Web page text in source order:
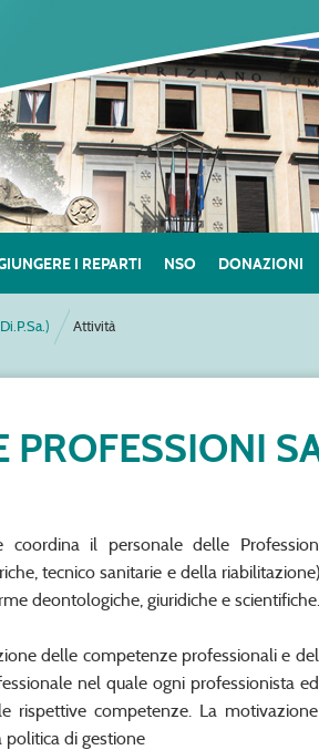
I REPARTI NSO DONAZIONI
Attività
PROFESSIONI
il personale delle
tecnico sanitarie e della
deontologiche, giuridiche e scientifiche.
delle competenze professionali e
nel quale ogni professionista
rispettive competenze. La
politica di gestione